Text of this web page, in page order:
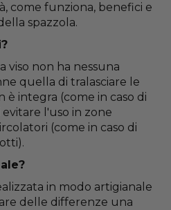
come funziona, benefici e
spazzola.
viso non ha nessuna
quella di tralasciare le
è integra (come in caso di
l'uso in zone
(come in caso di
in modo artigianale
delle differenze una